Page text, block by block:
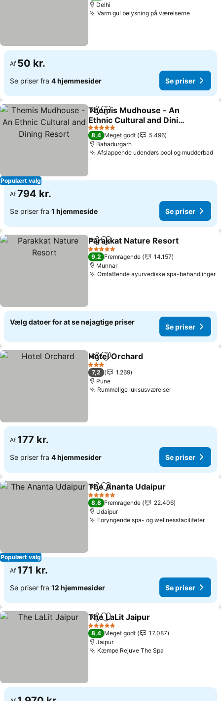
Delhi
Varm gul belysning på værelserne
Af 50 kr.
Se priser fra 4 hjemmesider Se priser
Populært valg
Del Føj til favoritter
Themis Mudhouse - An
Ethnic Cultural and Dining
Resort
5 Stjerner
8,4 Meget godt
5.496
Bahadurgarh
Afslappende udendørs pool og mudderbad
Af 794 kr.
Se priser fra 1 hjemmeside Se priser
Del Føj til favoritter
Parakkat Nature Resort
5 Stjerner
9,2 Fremragende
14.157
Munnar
Omfattende ayurvediske spa-behandlinger
Vælg datoer for at se nøjagtige priser
Se priser
Del Føj til favoritter
Hotel Orchard
3 Stjerner
7,2
1.269
Pune
Rummelige luksusværelser
Af 177 kr.
Se priser fra 4 hjemmesider Se priser
Populært valg
Del Føj til favoritter
The Ananta Udaipur
5 Stjerner
8,8 Fremragende
22.406
Udaipur
Foryngende spa- og wellnessfaciliteter
Af 171 kr.
Se priser fra 12 hjemmesider Se priser
Del Føj til favoritter
The LaLit Jaipur
5 Stjerner
8,4 Meget godt
17.087
Jaipur
Kæmpe Rejuve The Spa